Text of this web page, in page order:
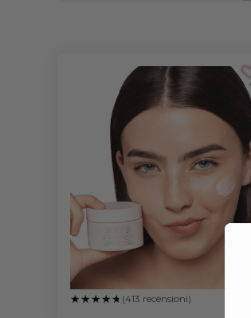
(413 recensioni)